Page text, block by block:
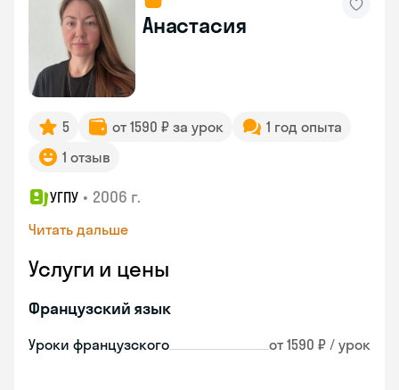
Анастасия
5 от 1590 ₽ за урок
1 год опыта
1 отзыв
УГПУ • 2006 г.
Читать дальше
Услуги и цены
Французский язык
Уроки французского от 1590 ₽ / урок